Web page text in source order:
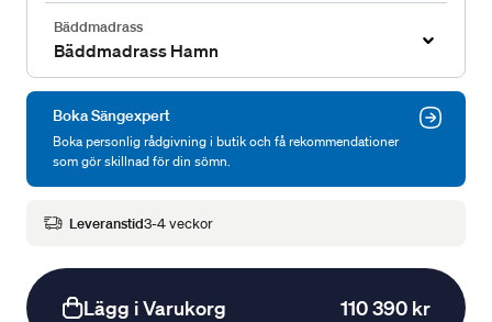
Bäddmadrass
Bäddmadrass Hamn
Boka Sängexpert
Boka personlig rådgivning i butik och få rekommendationer
som gör skillnad för din sömn.
Leveranstid3-4 veckor
Lägg i Varukorg 110 390 kr